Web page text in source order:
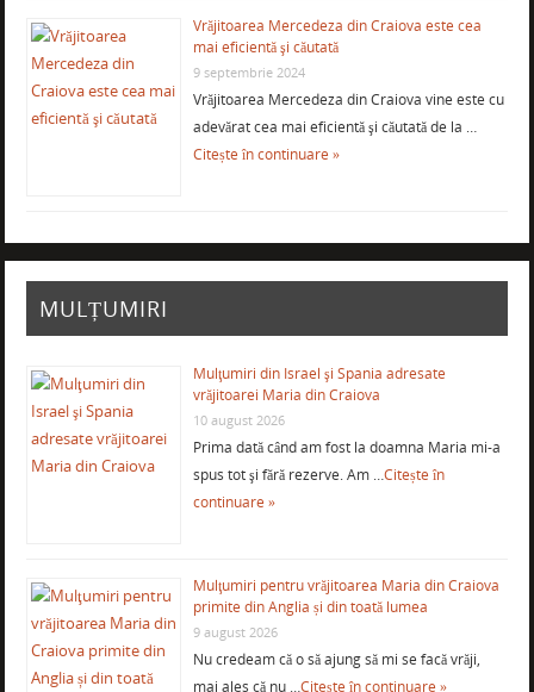
Vrăjitoarea Mercedeza din Craiova este cea
mai eficientă şi căutată
9 septembrie 2024
Vrăjitoarea Mercedeza din Craiova vine este cu
adevărat cea mai eficientă şi căutată de la …
Citește în continuare »
MULȚUMIRI
Mulţumiri din Israel şi Spania adresate
vrăjitoarei Maria din Craiova
10 august 2026
Prima dată când am fost la doamna Maria mi-a
spus tot şi fără rezerve. Am …Citește în
continuare »
Mulţumiri pentru vrăjitoarea Maria din Craiova
primite din Anglia și din toată lumea
9 august 2026
Nu credeam că o să ajung să mi se facă vrăji,
mai ales că nu …Citește în continuare »